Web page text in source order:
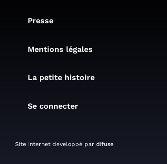
Presse
Mentions légales
La petite histoire
Se connecter
Site internet développé par difuse